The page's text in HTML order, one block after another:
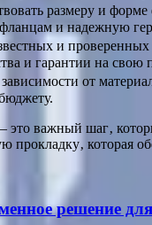
размеру и
и надежную
и
и гарантии на свою
от
важный шаг‚
которая
решение